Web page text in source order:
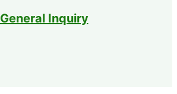
General Inquiry